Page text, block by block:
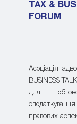
TAX &
FORUM
Асоціація
BUSINESS
для
правових